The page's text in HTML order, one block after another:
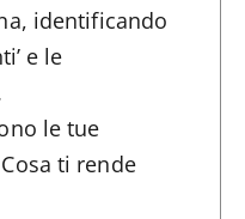
identificando
e le
le tue
ti rende